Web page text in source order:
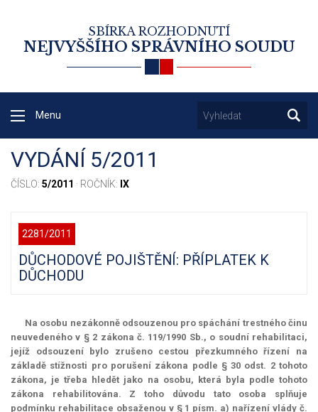
SBÍRKA ROZHODNUTÍ
NEJVYŠŠÍHO SPRÁVNÍHO SOUDU
Menu
VYDÁNÍ 5/2011
ČÍSLO: 5/2011 · ROČNÍK: IX
2281/2011
DŮCHODOVÉ POJIŠTĚNÍ: PŘÍPLATEK K
DŮCHODU
Na osobu nezákonně odsouzenou pro spáchání trestného činu
neuvedeného v § 2 zákona č. 119/1990 Sb., o soudní rehabilitaci,
jejíž odsouzení bylo zrušeno cestou přezkumného řízení na
základě stížnosti pro porušení zákona podle § 30 odst. 2 tohoto
zákona, je třeba hledět jako na osobu, která byla podle tohoto
zákona rehabilitována. Z toho důvodu tato osoba splňuje
podmínku rehabilitace obsaženou v § 1 písm. a) nařízení vlády č.